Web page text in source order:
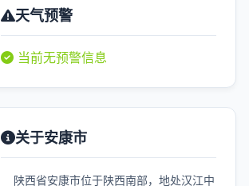
天气预警
当前无预警信息
关于安康市
陕西省安康市位于陕西南部，地处汉江中